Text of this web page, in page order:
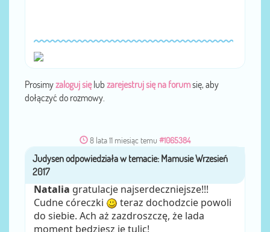
Prosimyzaloguj sięlub zarejestruj się na forumsię, aby
dołączyć do rozmowy.
8 lata 11 miesiąc temu #1065384
przezJudysen
Natalia gratulacje najserdeczniejsze!!!
Cudne córeczki
teraz dochodzcie powoli
do siebie. Ach aż zazdroszczę, że lada
moment będziesz je tulic!